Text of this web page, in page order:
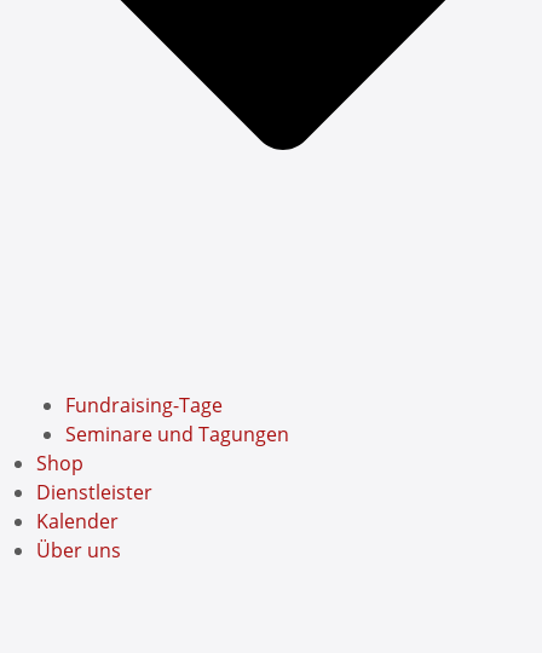
Fundraising-Tage
Seminare und Tagungen
Shop
Dienstleister
Kalender
Über uns